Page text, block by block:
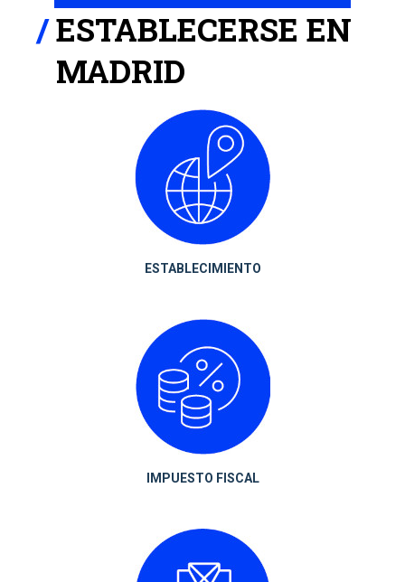
ESTABLECERSE EN
MADRID
ESTABLECIMIENTO
IMPUESTO FISCAL